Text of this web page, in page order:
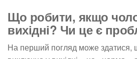
Що робити, якщо
вихідні? Чи це є
На перший погляд може здатися,